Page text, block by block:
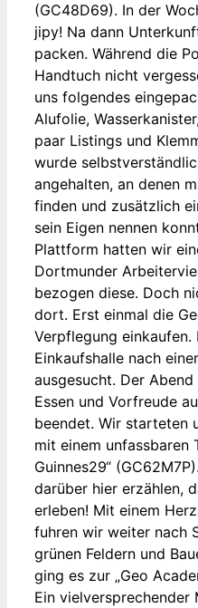
(GC48D69). In der
jipy! Na dann
packen. Während die
Handtuch nicht
uns folgendes
Alufolie,
paar Listings und
wurde
angehalten, an denen
finden und zusätzlich
sein Eigen nennen
Plattform hatten wir
Dortmunder
bezogen diese. Doch
dort. Erst einmal die
Verpflegung
Einkaufshalle nach
ausgesucht. Der
Essen und Vorfreude
beendet. Wir starteten
mit einem unfassbaren
Guinnes29“
darüber hier erzählen,
erleben! Mit einem
fuhren wir weiter nach
grünen Feldern und
ging es zur „Geo
Ein vielversprechender